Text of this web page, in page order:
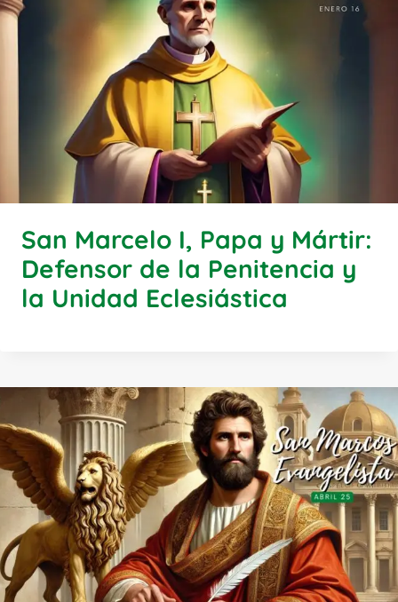
San Marcelo I, Papa y Mártir:
Defensor de la Penitencia y
la Unidad Eclesiástica